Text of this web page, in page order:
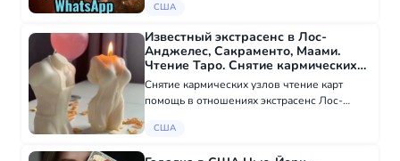
НАДЕЖНАЯ ПРОВЕРЕННАЯ ОБРЯДОВАЯ
МЕТОДЫ! БЫСТРАЯ И ЭФФЕКТИВНАЯ
МАГИЯ 24/7....
США
Известный экстрасенс в Лос-
Анджелес, Сакраменто, Маами.
Чтение Таро. Снятие кармических
узлов - Экстрасенсы в США
Снятие кармических узлов чтение карт
помощь в отношениях экстрасенс Лос-
застрял(а). Как будто жизнь ходит по кругу, а
США